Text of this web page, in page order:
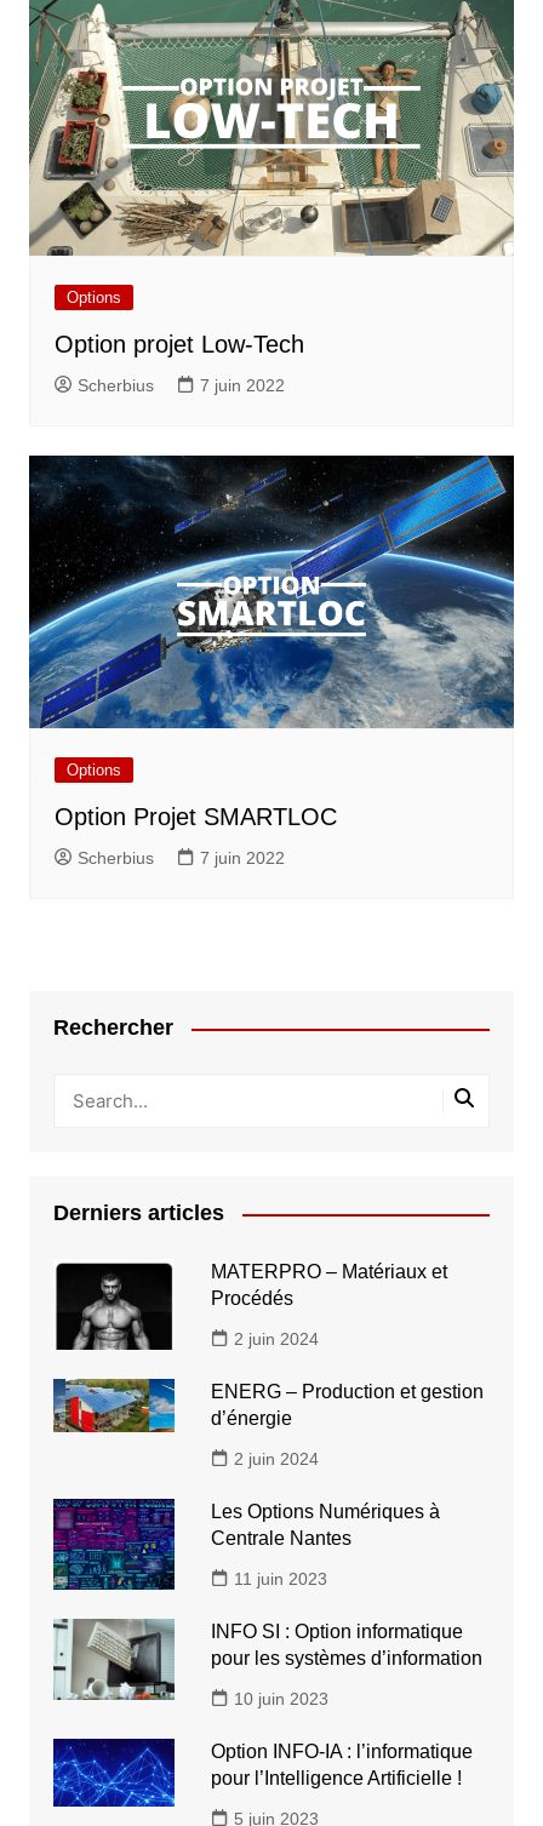
Options
Option projet Low-Tech
Scherbius 7 juin 2022
Options
Option Projet SMARTLOC
Scherbius 7 juin 2022
Rechercher
Derniers articles
MATERPRO – Matériaux et
Procédés
2 juin 2024
ENERG – Production et gestion
d’énergie
2 juin 2024
Les Options Numériques à
Centrale Nantes
11 juin 2023
INFO SI : Option informatique
pour les systèmes d’information
10 juin 2023
Option INFO-IA : l’informatique
pour l’Intelligence Artificielle !
5 juin 2023